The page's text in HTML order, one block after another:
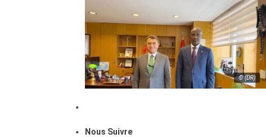
© (DR)
Nous Suivre